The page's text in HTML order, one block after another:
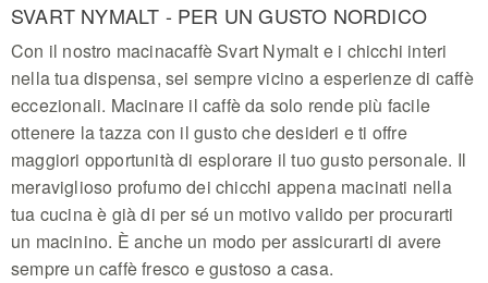
SVART NYMALT - PER UN GUSTO NORDICO
Con il nostro macinacaffè Svart Nymalt e i chicchi interi
nella tua dispensa, sei sempre vicino a esperienze di caffè
eccezionali. Macinare il caffè da solo rende più facile
ottenere la tazza con il gusto che desideri e ti offre
maggiori opportunità di esplorare il tuo gusto personale. Il
meraviglioso profumo dei chicchi appena macinati nella
tua cucina è già di per sé un motivo valido per procurarti
un macinino. È anche un modo per assicurarti di avere
sempre un caffè fresco e gustoso a casa.